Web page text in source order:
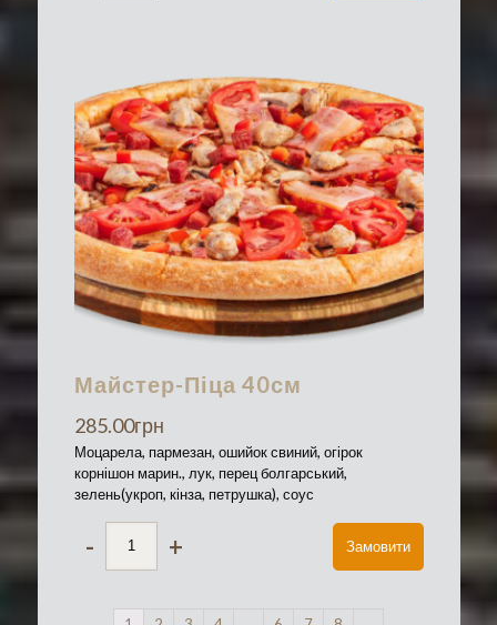
Майстер-Піца 40см
285.00грн
Моцарела, пармезан, ошийок свиний, огірок
корнішон марин., лук, перец болгарський,
зелень(укроп, кінза, петрушка), соус
- + Замовити